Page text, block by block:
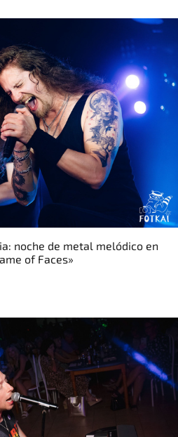
noche de metal melódico en
of Faces»